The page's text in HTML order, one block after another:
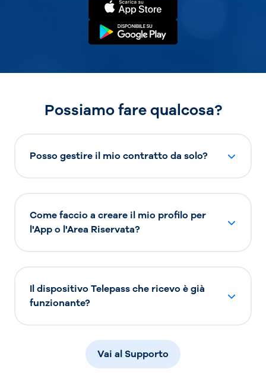
Possiamo fare qualcosa?
Posso gestire il mio contratto da solo?
Come faccio a creare il mio profilo per
l'App o l'Area Riservata?
Il dispositivo Telepass che ricevo è già
funzionante?
Vai al Supporto